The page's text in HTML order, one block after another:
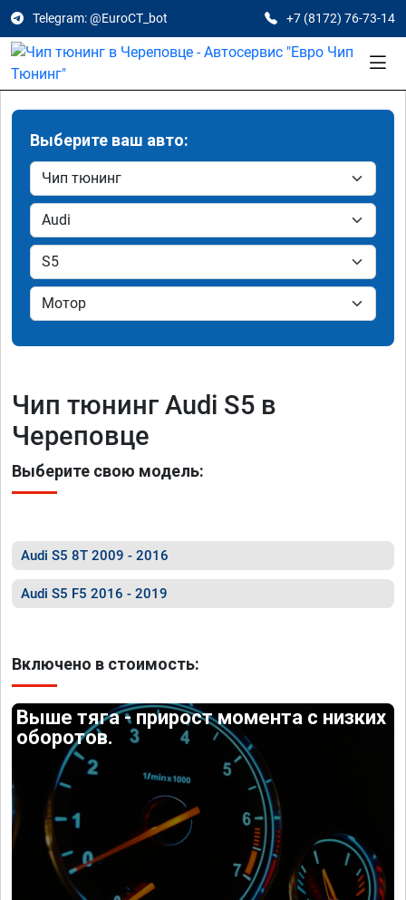
Telegram: @EuroCT_bot +7 (8172) 76-73-14
Выберите ваш авто:
Чип тюнинг Audi S5 в
Череповце
Выберите свою модель:
Audi S5 8T 2009 - 2016
Audi S5 F5 2016 - 2019
Включено в стоимость:
Выше тяга - прирост момента с низких
оборотов.